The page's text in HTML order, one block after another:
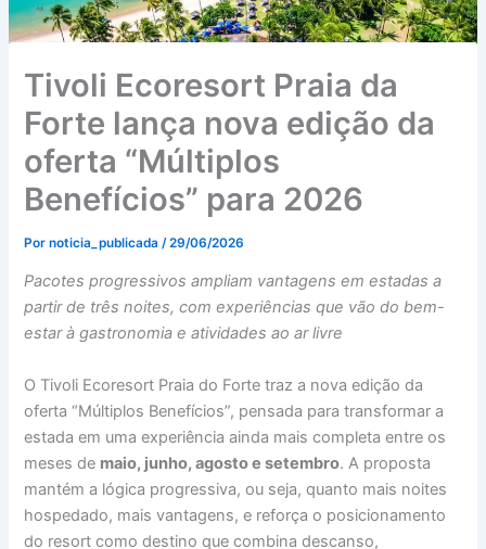
Tivoli Ecoresort Praia da
Forte lança nova edição da
oferta “Múltiplos
Benefícios” para 2026
Pornoticia_publicada /29/06/2026
Pacotes progressivos ampliam vantagens em estadas a
partir de três noites, com experiências que vão do bem-
estar à gastronomia e atividades ao ar livre
O Tivoli Ecoresort Praia do Forte traz a nova edição da
oferta “Múltiplos Benefícios”, pensada para transformar a
estada em uma experiência ainda mais completa entre os
meses de maio, junho, agosto e setembro. A proposta
mantém a lógica progressiva, ou seja, quanto mais noites
hospedado, mais vantagens, e reforça o posicionamento
do resort como destino que combina descanso,